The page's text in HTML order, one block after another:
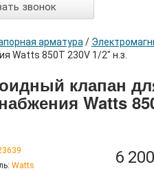
звонок
арматура /
Watts 850T 230V 1/2" н.з.
клапан
Watts
Watts
6